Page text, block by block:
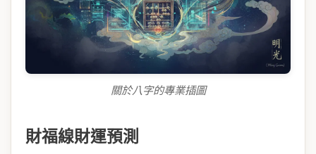
關於八字的專業插圖
財福線財運預測